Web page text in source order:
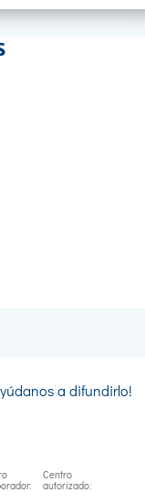
a difundirlo!
Centro
autorizado: